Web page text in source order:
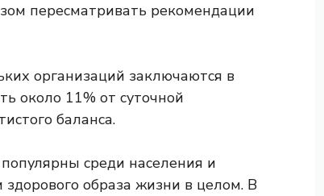
пересматривать рекомендации
организаций заключаются в
около 11% от суточной
баланса.
среди населения и
образа жизни в целом. В